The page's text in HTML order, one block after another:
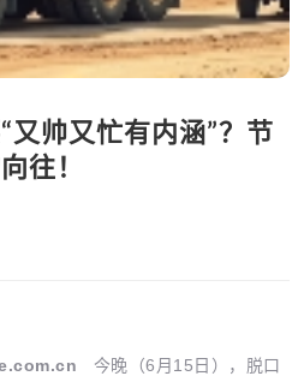
又帅又忙有内涵”？节
往！
今晚（6月15日），脱口